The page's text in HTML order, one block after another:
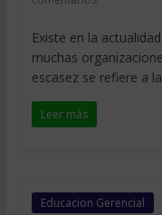
Existe en la
muchas
escasez se refiere a la
Leer más
Educacion Gerencial